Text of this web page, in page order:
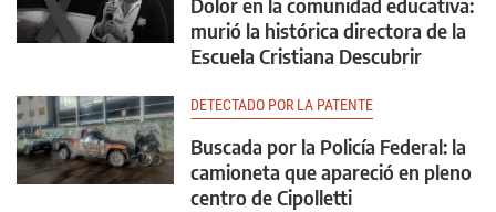
Dolor en la comunidad educativa:
murió la histórica directora de la
Escuela Cristiana Descubrir
DETECTADO POR LA PATENTE
Buscada por la Policía Federal: la
camioneta que apareció en pleno
centro de Cipolletti